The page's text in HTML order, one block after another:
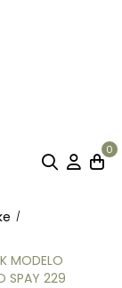
0
MODELO
SPAY 229